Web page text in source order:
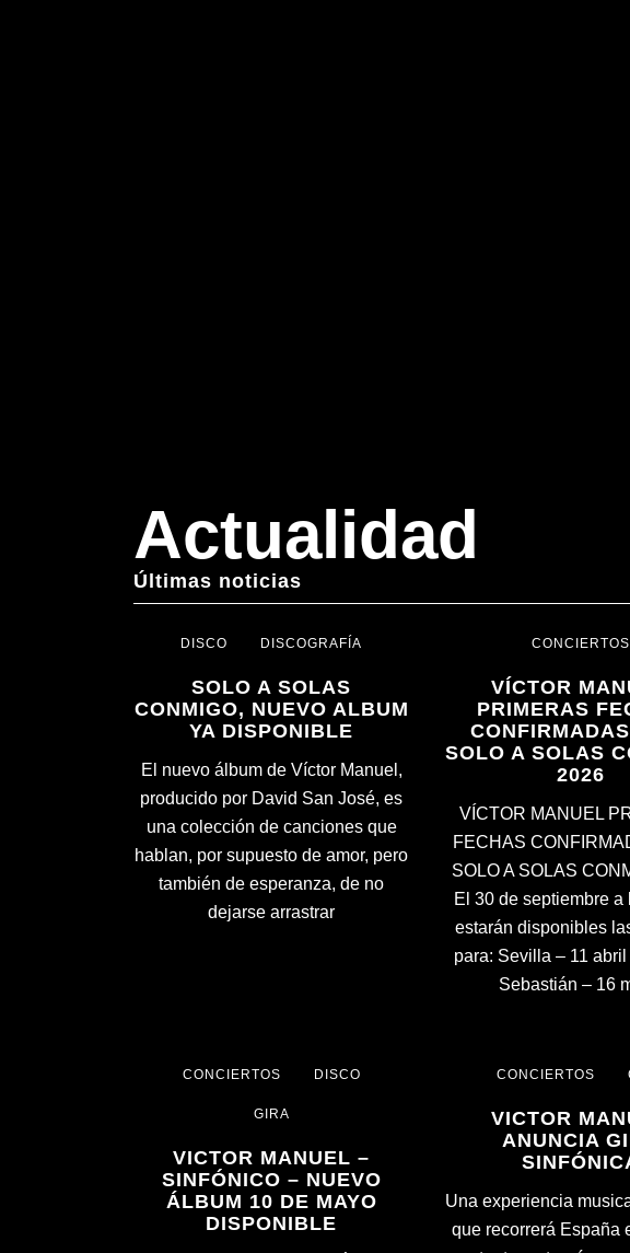
Actualidad
Últimas noticias
DISCO DISCOGRAFÍA
SOLO A SOLAS
CONMIGO, NUEVO ALBUM
YA DISPONIBLE
El nuevo álbum de Víctor Manuel,
producido por David San José, es
una colección de canciones que
hablan, por supuesto de amor, pero
también de esperanza, de no
dejarse arrastrar
CONCIERTOS
VÍCTOR
PRIMERAS
SOLO A SOLAS
2026
VÍCTOR MANUEL
FECHAS
SOLO A SOLAS
El 30 de septiembre a
estarán disponibles
para: Sevilla – 11
Sebastián – 16
CONCIERTOS DISCO
GIRA
VICTOR MANUEL –
SINFÓNICO – NUEVO
ÁLBUM 10 DE MAYO
DISPONIBLE
CONCIERTOS
VICTOR
ANUNCIA
Una experiencia
que recorrerá España